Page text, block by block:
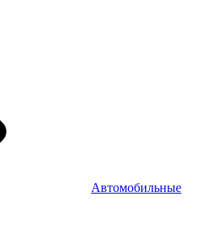
Автомобильные